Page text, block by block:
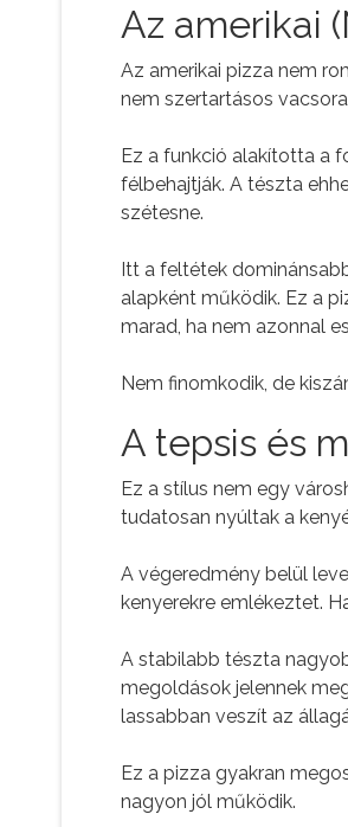
Az amerikai
Az amerikai pizza nem
nem szertartásos
Ez a funkció alakította a
félbehajtják. A tészta
szétesne.
Itt a feltétek
alapként működik. Ez a
marad, ha nem azonnal
Nem finomkodik, de
A tepsis és
Ez a stílus nem egy
tudatosan nyúltak a
A végeredmény belül
kenyerekre emlékeztet.
A stabilabb tészta
megoldások jelennek
lassabban veszít az
Ez a pizza gyakran
nagyon jól működik.